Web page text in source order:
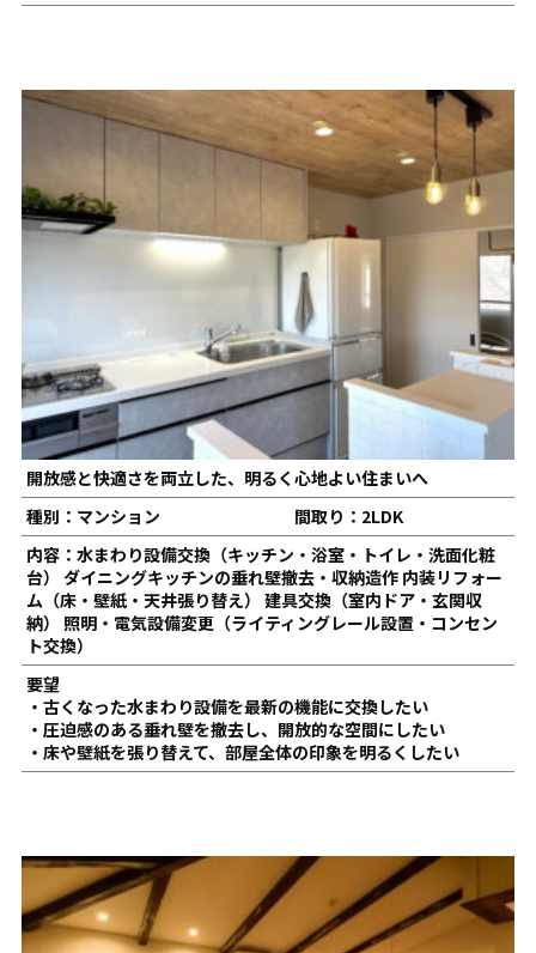
開放感と快適さを両立した、明るく心地よい住まいへ
種別：マンション
間取り：2LDK
内容：水まわり設備交換（キッチン・浴室・トイレ・洗面化粧
台） ダイニングキッチンの垂れ壁撤去・収納造作 内装リフォー
ム（床・壁紙・天井張り替え） 建具交換（室内ドア・玄関収
納） 照明・電気設備変更（ライティングレール設置・コンセン
ト交換）
要望
・古くなった水まわり設備を最新の機能に交換したい
・圧迫感のある垂れ壁を撤去し、開放的な空間にしたい
・床や壁紙を張り替えて、部屋全体の印象を明るくしたい